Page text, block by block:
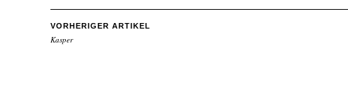
VORHERIGER ARTIKEL
Kasper